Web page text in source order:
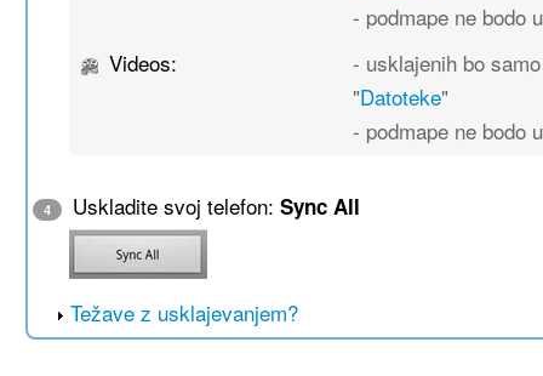
- podmape ne bodo
Videos:
- usklajenih bo
"Datoteke"
- podmape ne bodo
4 Uskladite svoj telefon:Sync All
Težave z usklajevanjem?